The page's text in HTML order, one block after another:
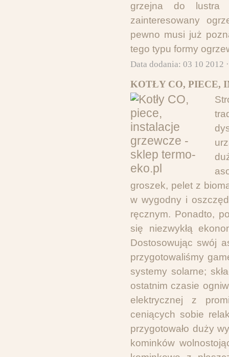
grzejna do lustra
zainteresowany
pewno musi już
tego typu formy
Data dodania: 03 10 2012
KOTŁY CO, PIECE,
groszek, pelet z
w wygodny i
ręcznym. Ponadto,
się niezwykłą
Dostosowując swój
przygotowaliśmy
systemy solarne;
ostatnim czasie
elektrycznej z
ceniących sobie
przygotowało duży
kominków